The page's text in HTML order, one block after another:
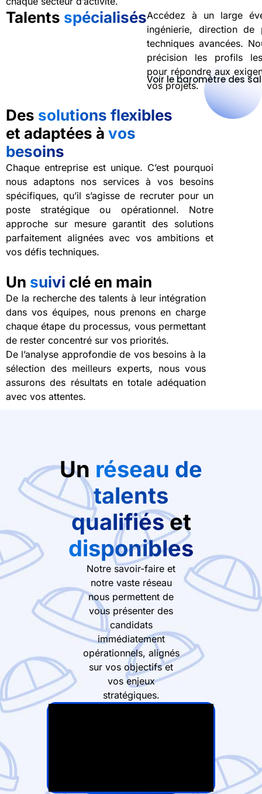
Talents spécialisésAccédez à un large
ingénierie, direction de
techniques avancées.
précision les profils
pour répondre aux
vos projets.
Voir le baromètre des
Des solutions flexibles
et adaptées à vos
besoins
Chaque entreprise est unique. C’est pourquoi
nous adaptons nos services à vos besoins
spécifiques, qu’il s’agisse de recruter pour un
poste stratégique ou opérationnel. Notre
approche sur mesure garantit des solutions
parfaitement alignées avec vos ambitions et
vos défis techniques.
Un suivi clé en main
De la recherche des talents à leur intégration
dans vos équipes, nous prenons en charge
chaque étape du processus, vous permettant
de rester concentré sur vos priorités.
De l’analyse approfondie de vos besoins à la
sélection des meilleurs experts, nous vous
assurons des résultats en totale adéquation
avec vos attentes.
Un réseau de
talents
qualifiéset
disponibles
Notre savoir-faire et
notre vaste réseau
nous permettent de
vous présenter des
candidats
immédiatement
opérationnels, alignés
sur vos objectifs et
vos enjeux
stratégiques.